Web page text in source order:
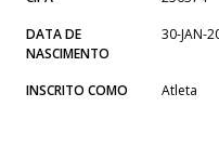
DATA DE
NASCIMENTO
30-JAN-
INSCRITO COMO Atleta